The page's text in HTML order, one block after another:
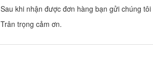
Sau khi nhận được đơn hàng bạn gửi chúng
Trân trọng cảm ơn.